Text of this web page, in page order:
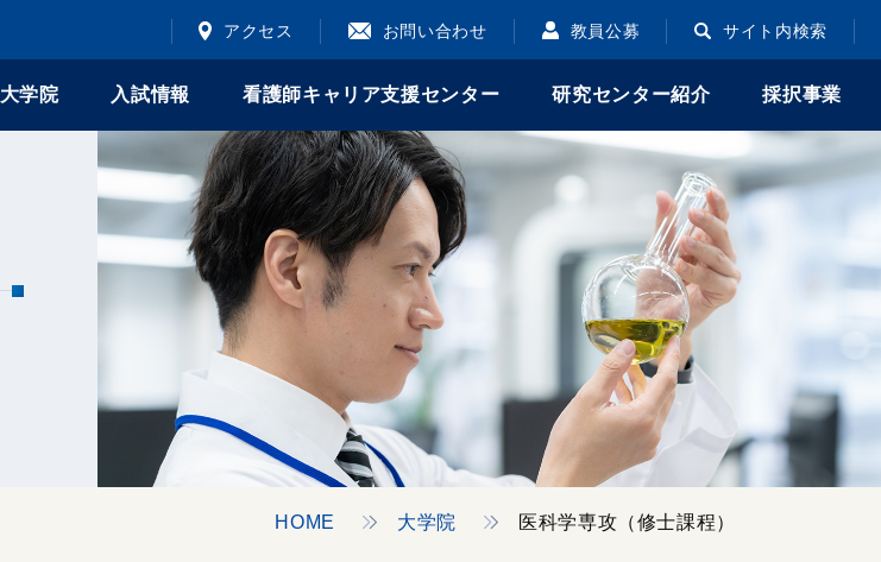
大学院 入試情報 看護師キャリア支援センター 研究センター紹介 採択事業
アクセス お問い合わせ 教員公募 サイト内検索
HOME 大学院 医科学専攻（修士課程）